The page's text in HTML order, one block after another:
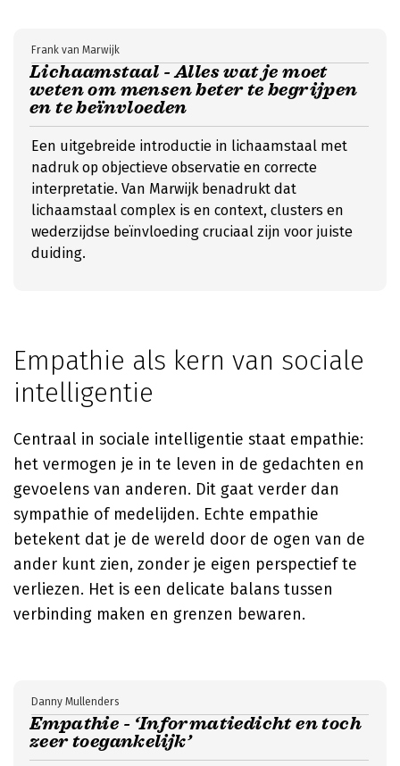
Lichaamstaal - Alles wat je moet
weten om mensen beter te begrijpen
en te beïnvloeden
Frank van Marwijk
Een uitgebreide introductie in lichaamstaal met
nadruk op objectieve observatie en correcte
interpretatie. Van Marwijk benadrukt dat
lichaamstaal complex is en context, clusters en
wederzijdse beïnvloeding cruciaal zijn voor juiste
duiding.
Empathie als kern van sociale
intelligentie
Centraal in sociale intelligentie staat empathie:
het vermogen je in te leven in de gedachten en
gevoelens van anderen. Dit gaat verder dan
sympathie of medelijden. Echte empathie
betekent dat je de wereld door de ogen van de
ander kunt zien, zonder je eigen perspectief te
verliezen. Het is een delicate balans tussen
verbinding maken en grenzen bewaren.
Empathie - ‘Informatiedicht en toch
zeer toegankelijk’
Danny Mullenders